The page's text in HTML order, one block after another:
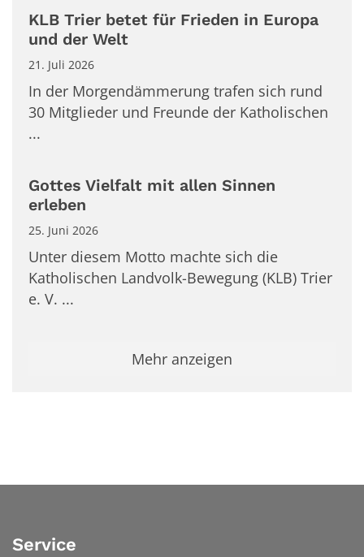
KLB Trier betet für Frieden in Europa
und der Welt
21. Juli 2026
In der Morgendämmerung trafen sich rund
30 Mitglieder und Freunde der Katholischen
...
Gottes Vielfalt mit allen Sinnen
erleben
25. Juni 2026
Unter diesem Motto machte sich die
Katholischen Landvolk-Bewegung (KLB) Trier
e. V. ...
Mehr anzeigen
Service